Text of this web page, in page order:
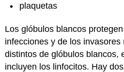
plaquetas
Los glóbulos blancos
infecciones y de los
distintos de glóbulos blancos,
incluyen los linfocitos. Hay